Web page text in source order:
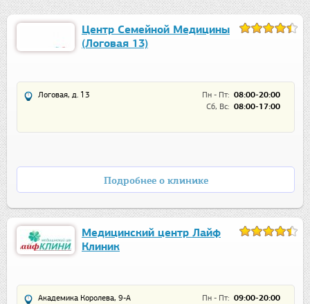
Центр Семейной Медицины
(Логовая 13)
Пн - Пт: 08:00-20:00
Сб, Вс: 08:00-17:00
Логовая, д. 13
Подробнее о клинике
Медицинский центр Лайф
Клиник
Пн - Пт: 09:00-20:00
Академика Королева, 9-А